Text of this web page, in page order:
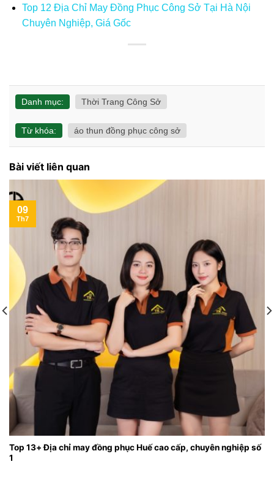
Top 12 Địa Chỉ May Đồng Phục Công Sở Tại Hà Nội
Chuyên Nghiệp, Giá Gốc
Danh mục: Thời Trang Công Sở
Từ khóa: áo thun đồng phục công sở
Bài viết liên quan
Top 13+ Địa chỉ may đồng phục Huế cao cấp, chuyên nghiệp số
1
09
Th7